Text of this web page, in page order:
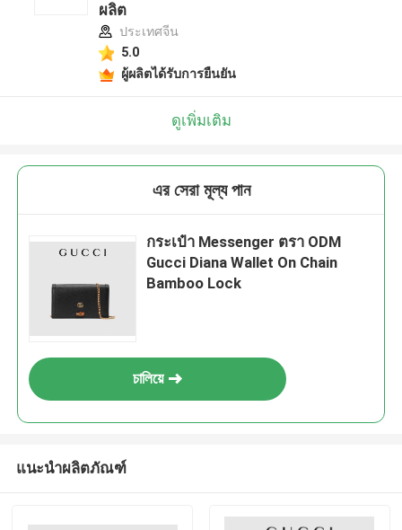
ผลิต
ประเทศจีน
5.0
ผู้ผลิตได้รับการยืนยัน
ดูเพิ่มเติม
এর সেরা মূল্য পান
กระเป๋า Messenger ตรา ODM
Gucci Diana Wallet On Chain
Bamboo Lock
চালিয়ে
แนะนำผลิตภัณฑ์